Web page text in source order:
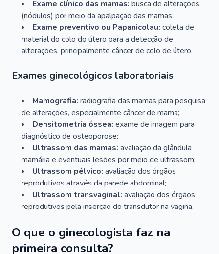
Exame clínico das mamas: busca de alterações
(nódulos) por meio da apalpação das mamas;
Exame preventivo ou Papanicolau: coleta de
material do colo do útero para a detecção de
alterações, principalmente câncer de colo de útero.
Exames ginecológicos laboratoriais
Mamografia: radiografia das mamas para pesquisa
de alterações, especialmente câncer de mama;
Densitometria óssea: exame de imagem para
diagnóstico de osteoporose;
Ultrassom das mamas: avaliação da glândula
mamária e eventuais lesões por meio de ultrassom;
Ultrassom pélvico: avaliação dos órgãos
reprodutivos através da parede abdominal;
Ultrassom transvaginal: avaliação dos órgãos
reprodutivos pela inserção do transdutor na vagina.
O que o ginecologista faz na
primeira consulta?